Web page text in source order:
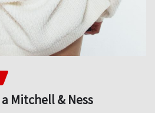
Mitchell & Ness